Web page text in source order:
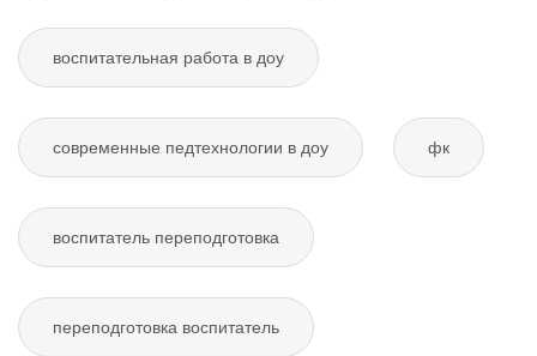
воспитательная работа в доу
современные педтехнологии в доу фк
воспитатель переподготовка
переподготовка воспитатель